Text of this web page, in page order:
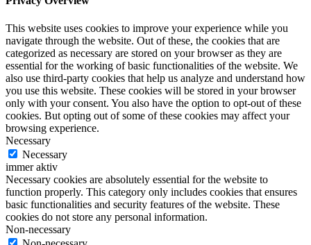
This website uses cookies to improve your experience while you
navigate through the website. Out of these, the cookies that are
categorized as necessary are stored on your browser as they are
essential for the working of basic functionalities of the website. We
also use third-party cookies that help us analyze and understand how
you use this website. These cookies will be stored in your browser
only with your consent. You also have the option to opt-out of these
cookies. But opting out of some of these cookies may affect your
browsing experience.
Necessary
Necessary
immer aktiv
Necessary cookies are absolutely essential for the website to
function properly. This category only includes cookies that ensures
basic functionalities and security features of the website. These
cookies do not store any personal information.
Non-necessary